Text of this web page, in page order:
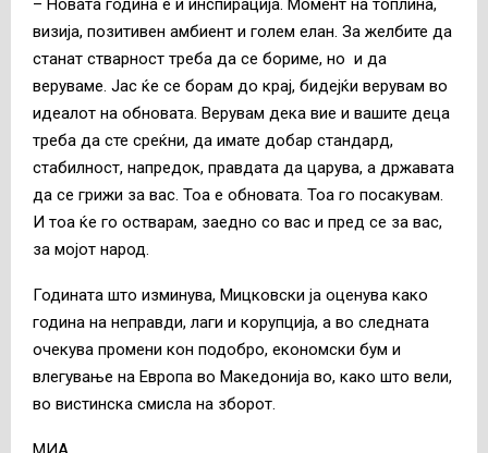
– Новата година е и инспирација. Момент на топлина,
визија, позитивен амбиент и голем елан. За желбите да
станат стварност треба да се бориме, но и да
веруваме. Јас ќе се борам до крај, бидејќи верувам во
идеалот на обновата. Верувам дека вие и вашите деца
треба да сте среќни, да имате добар стандард,
стабилност, напредок, правдата да царува, а државата
да се грижи за вас. Тоа е обновата. Тоа го посакувам.
И тоа ќе го остварам, заедно со вас и пред се за вас,
за мојот народ.
Годината што изминува, Мицковски ја оценува како
година на неправди, лаги и корупција, а во следната
очекува промени кон подобро, економски бум и
влегување на Европа во Македонија во, како што вели,
во вистинска смисла на зборот.